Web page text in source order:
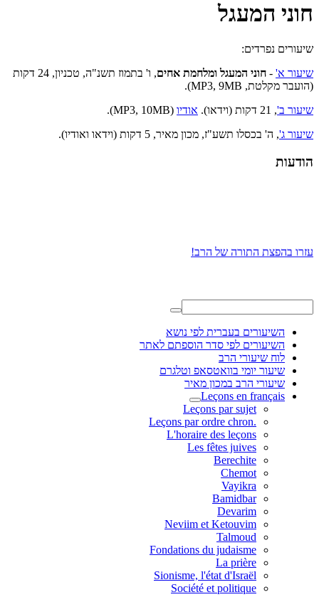
חוני המעגל
שיעורים נפרדים:
שיעור א' - חוני המעגל ומלחמת אחים
, ו' בתמוז תשנ"ה, טכניון, 24 דקות
(הועבר מקלטת, MP3, 9MB).
שיעור ב', 21 דקות (וידאו). אודיו (MP3, 10MB).
שיעור ג', ה' בכסלו תשע"ז, מכון מאיר, 5 דקות (וידאו ואודיו).
הודעות
עזרו בהפצת התורה של הרב!
השיעורים בעברית לפי נושא
השיעורים לפי סדר הוספתם לאתר
לוח שיעורי הרב
שיעור יומי בוואטסאפ וטלגרם
שיעורי הרב במכון מאיר
Leçons en français
Leçons par sujet
.Leçons par ordre chron
L'horaire des leçons
Les fêtes juives
Berechite
Chemot
Vayikra
Bamidbar
Devarim
Neviim et Ketouvim
Talmoud
Fondations du judaisme
La prière
Sionisme, l'état d'Israël
Société et politique